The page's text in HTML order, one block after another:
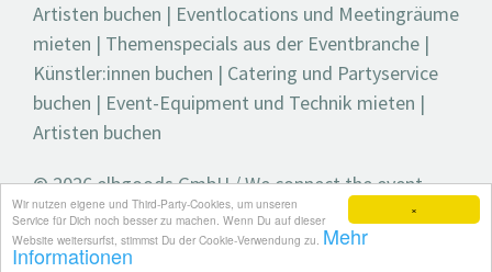
×
Wir nutzen eigene und Third-Party-Cookies, um unseren
Service für Dich noch besser zu machen. Wenn Du auf dieser
Website weitersurfst, stimmst Du der Cookie-Verwendung zu. Mehr
Informationen
Artisten buchen | Eventlocations und Meetingräume
mieten | Themenspecials aus der Eventbranche |
Künstler:innen buchen | Catering und Partyservice
buchen | Event-Equipment und Technik mieten |
Artisten buchen
© 2026 elbgoods GmbH / We connect the event
industry / Medienvielfalt für die Eventplanung /
Eventbranchenbuch, Blog, Magazin und mehr